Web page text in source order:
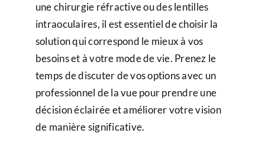
une chirurgie réfractive ou des lentilles
intraoculaires, il est essentiel de choisir la
solution qui correspond le mieux à vos
besoins et à votre mode de vie. Prenez le
temps de discuter de vos options avec un
professionnel de la vue pour prendre une
décision éclairée et améliorer votre vision
de manière significative.